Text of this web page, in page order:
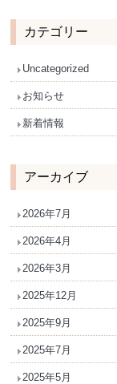
カテゴリー
Uncategorized
お知らせ
新着情報
アーカイブ
2026年7月
2026年4月
2026年3月
2025年12月
2025年9月
2025年7月
2025年5月